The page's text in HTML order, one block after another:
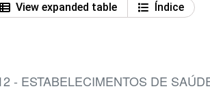
View expanded table
Índice
- ESTABELECIMENTOS DE